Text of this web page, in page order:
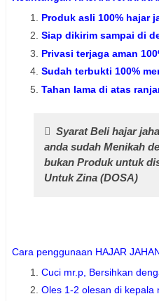
Produk asli 100% hajar
Siap dikirim sampai di
Privasi terjaga aman
Sudah terbukti 100%
Tahan lama di atas
Syarat Beli hajar
anda sudah Menikah
bukan Produk untuk
Untuk Zina (DOSA)
Cara penggunaan HAJAR
Cuci mr.p, Bersihkan
Oles 1-2 olesan di kepala